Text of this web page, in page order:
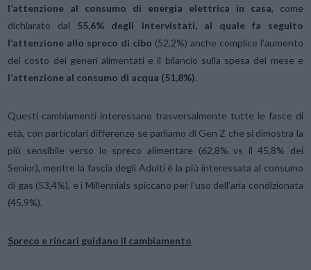
l’attenzione al consumo di energia elettrica in casa, come
dichiarato dal 55,6% degli intervistati, al quale fa seguito
l’attenzione allo spreco di cibo (52,2%) anche complice l’aumento
del costo dei generi alimentati e il bilancio sulla spesa del mese e
l’attenzione al consumo di acqua (51,8%).
Questi cambiamenti interessano trasversalmente tutte le fasce di
età, con particolari differenze se parliamo di Gen Z che si dimostra la
più sensibile verso lo spreco alimentare (62,8% vs il 45,8% dei
Senior), mentre la fascia degli Adulti è la più interessata al consumo
di gas (53,4%), e i Millennials spiccano per l’uso dell’aria condizionata
(45,9%).
Spreco e rincari guidano il cambiamento